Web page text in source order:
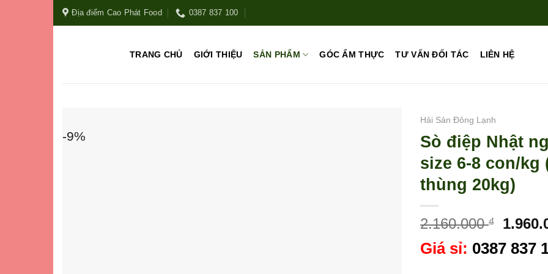
Địa điểm Cao Phát Food 0387 837 100
TRANG CHỦ GIỚI THIỆU SẢN PHẨM GÓC ẨM THỰC TƯ VẤN ĐỐI TÁC LIÊN HỆ
-9%
Hải Sản Đông Lạnh
Sò điệp Nhật
size 6-8 con/kg
thùng 20kg)
2.160.000₫
Giá
là:
Giá sỉ: 0387 837